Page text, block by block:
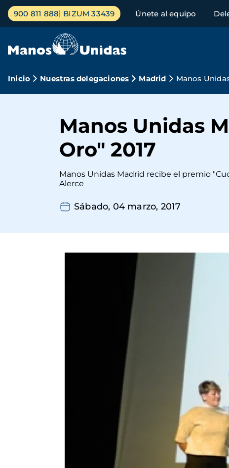
Pasar
contenido
Menú
principal
900 811 888 BIZUM 33439 Únete al equipo
Ruta
navegación
Inicio Nuestras delegaciones Madrid Manos
Manos Unidas
Oro" 2017
Manos Unidas Madrid recibe el premio
Alerce
Sábado, 04 marzo, 2017